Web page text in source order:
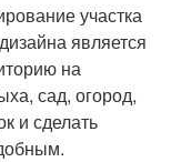
участка
является
на
сад, огород,
и сделать